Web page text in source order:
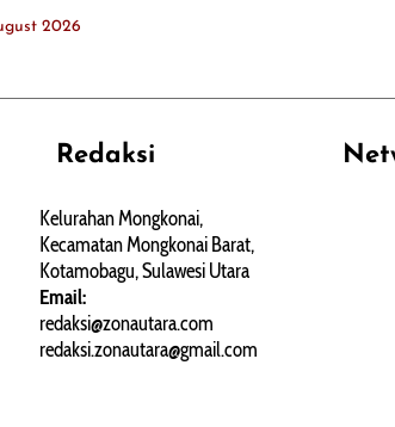
2026
Redaksi
Kelurahan Mongkonai,
Kecamatan Mongkonai Barat,
Kotamobagu, Sulawesi Utara
Email:
redaksi@zonautara.com
redaksi.zonautara@gmail.com